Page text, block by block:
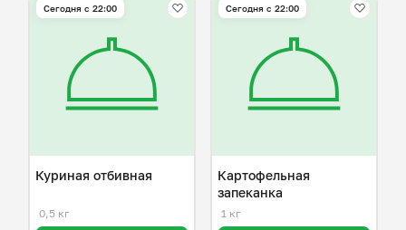
Сегодня с 22:00
Куриная отбивная
0,5 кг
Сегодня с 22:00
Картофельная
запеканка
1 кг